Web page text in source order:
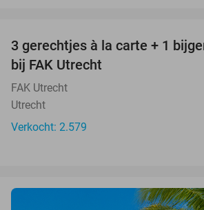
3 gerechtjes à la carte + 1
bij FAK Utrecht
FAK Utrecht
Utrecht
Verkocht: 2.579